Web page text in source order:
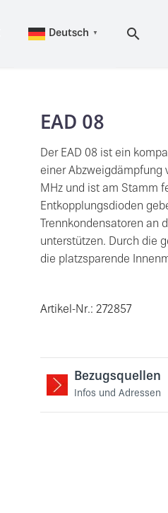
Deutsch ▼
EAD 08
Der EAD 08 ist ein
einer Abzweigdämpfung
MHz und ist am Stamm
Entkopplungsdioden
Trennkondensatoren an
unterstützen. Durch die
die platzsparende
Artikel-Nr.: 272857
Bezugsquellen
Infos und Adressen